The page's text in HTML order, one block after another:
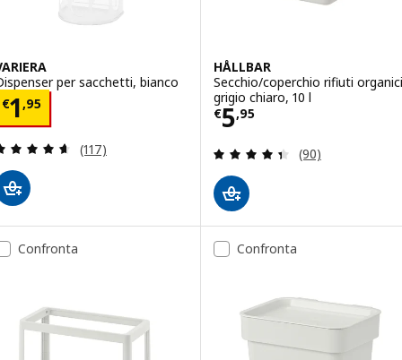
per sacchetti, bianco
€1,95 € 1,95
Recensione: 4.6 fuori da 5 stelle. Totale
(117)
HÅLLBAR
Secchio/coperchio rifiuti
grigio chiaro, 10 l
€5,95
Prezzo € 5,95
Recensione:
(90)
Confronta Confronta